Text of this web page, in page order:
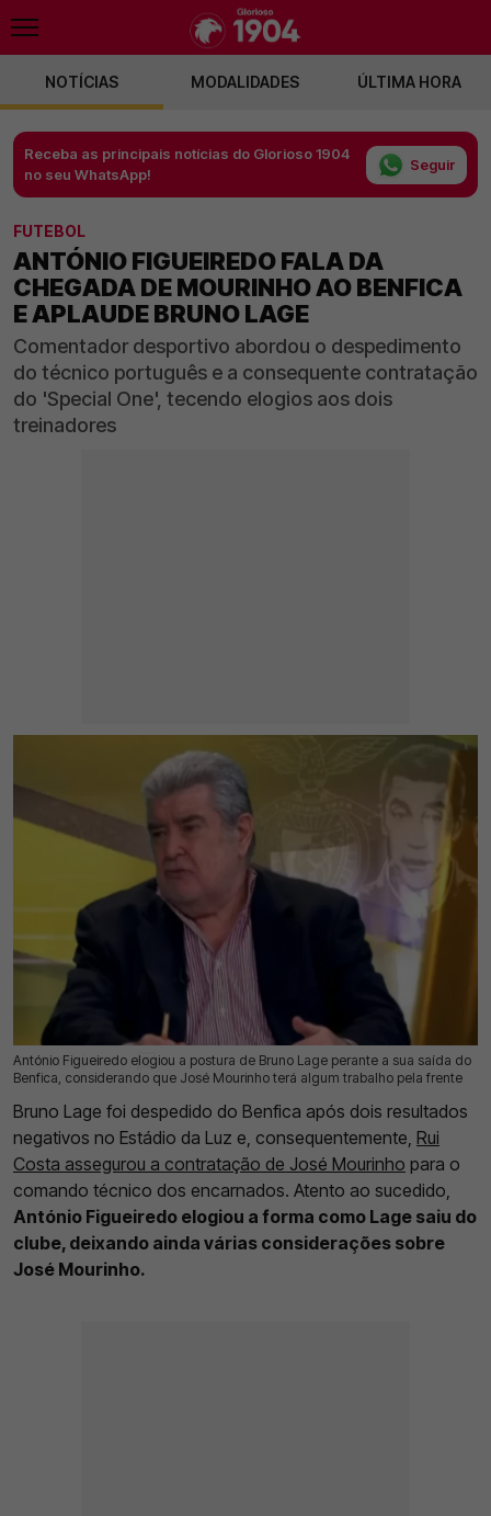
NOTÍCIAS MODALIDADES ÚLTIMA HORA
Receba as principais notícias do Glorioso 1904
no seu WhatsApp!
Seguir
FUTEBOL
ANTÓNIO FIGUEIREDO FALA DA
CHEGADA DE MOURINHO AO BENFICA
E APLAUDE BRUNO LAGE
Comentador desportivo abordou o despedimento
do técnico português e a consequente contratação
do 'Special One', tecendo elogios aos dois
treinadores
António Figueiredo elogiou a postura de Bruno Lage perante a sua saída do
Benfica, considerando que José Mourinho terá algum trabalho pela frente
19 Set 2025 | 18:39 | 0
Bruno Lage foi despedido do Benfica após dois resultados
negativos no Estádio da Luz e, consequentemente, Rui
Costa assegurou a contratação de José Mourinho para o
comando técnico dos encarnados. Atento ao sucedido,
António Figueiredo elogiou a forma como Lage saiu do
clube, deixando ainda várias considerações sobre
José Mourinho.